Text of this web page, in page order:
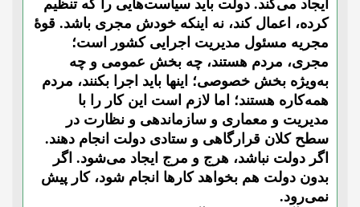
ایجاد می‌کند. دولت باید سیاست‌هایی را که تنظیم
کرده، اعمال کند، نه اینکه خودش مجری باشد. قوۀ
مجریه مسئول مدیریت اجرایی کشور است؛
مجری، مردم هستند، چه بخش عمومی و چه
به‌ویژه بخش خصوصی؛ اینها باید اجرا بکنند، مردم
همه‌کاره هستند؛ اما لازم است این کار را با
مدیریت و معماری و سازماندهی و نظارت در
سطح کلان قرارگاهی و ستادی دولت انجام دهند.
اگر دولت نباشد، هرج و مرج ایجاد می‌شود. اگر
بدون دولت هم بخواهد کارها انجام شود، کار پیش
نمی‌رود.